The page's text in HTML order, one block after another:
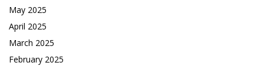
May 2025
April 2025
March 2025
February 2025